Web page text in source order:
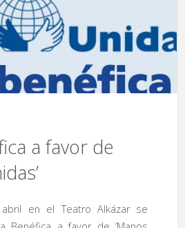
a favor de
en el Teatro Alkázar se